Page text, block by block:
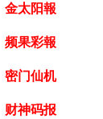
金太阳報
频果彩報
密门仙机
财神码报